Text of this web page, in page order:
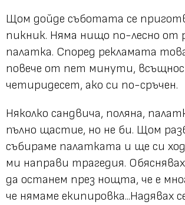
Щом дойде съботата се
пикник. Няма нищо по-лесно от
палатка. Според рекламата
повече от пет минути,
четиридесет, ако си по-сръчен.
Няколко сандвича, поляна,
пълно щастие, но не би. Щом
събираме палатката и ще си
ми направи трагедия.
да останем през нощта, че е
че нямаме екипировка...Надявах